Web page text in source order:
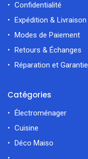
Confidentialité
Expédition & Livraison
Modes de Paiement
Retours & Échanges
Réparation et Garantie
Catégories
Électroménager
Cuisine
Déco Maiso